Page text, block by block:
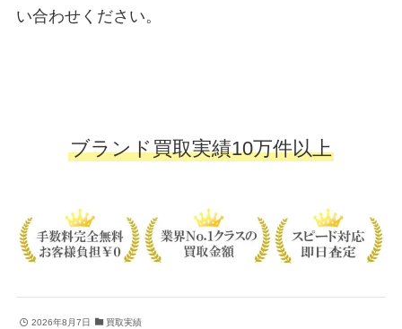
い合わせください。
ブランド買取実績10万件以上
2026年8月7日 買取実績